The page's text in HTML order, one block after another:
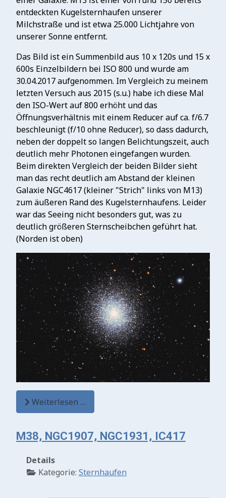
entdeckten Kugelsternhaufen unserer
Milchstraße und ist etwa 25.000 Lichtjahre von
unserer Sonne entfernt.
Das Bild ist ein Summenbild aus 10 x 120s und 15 x
600s Einzelbildern bei ISO 800 und wurde am
30.04.2017 aufgenommen. Im Vergleich zu meinem
letzten Versuch aus 2015 (s.u.) habe ich diese Mal
den ISO-Wert auf 800 erhöht und das
Öffnungsverhältnis mit einem Reducer auf ca. f/6.7
beschleunigt (f/10 ohne Reducer), so dass dadurch,
neben der doppelt so langen Belichtungszeit, auch
deutlich mehr Photonen eingefangen wurden.
Beim direkten Vergleich der beiden Bilder sieht
man das recht deutlich am Abstand der kleinen
Galaxie NGC4617 (kleiner "Strich" links von M13)
zum äußeren Rand des Kugelsternhaufens. Leider
war das Seeing nicht besonders gut, was zu
deutlich größeren Sternscheibchen geführt hat.
(Norden ist oben)
Weiterlesen …
M38, NGC1907, NGC1931, IC417
Details
Kategorie: Sternhaufen